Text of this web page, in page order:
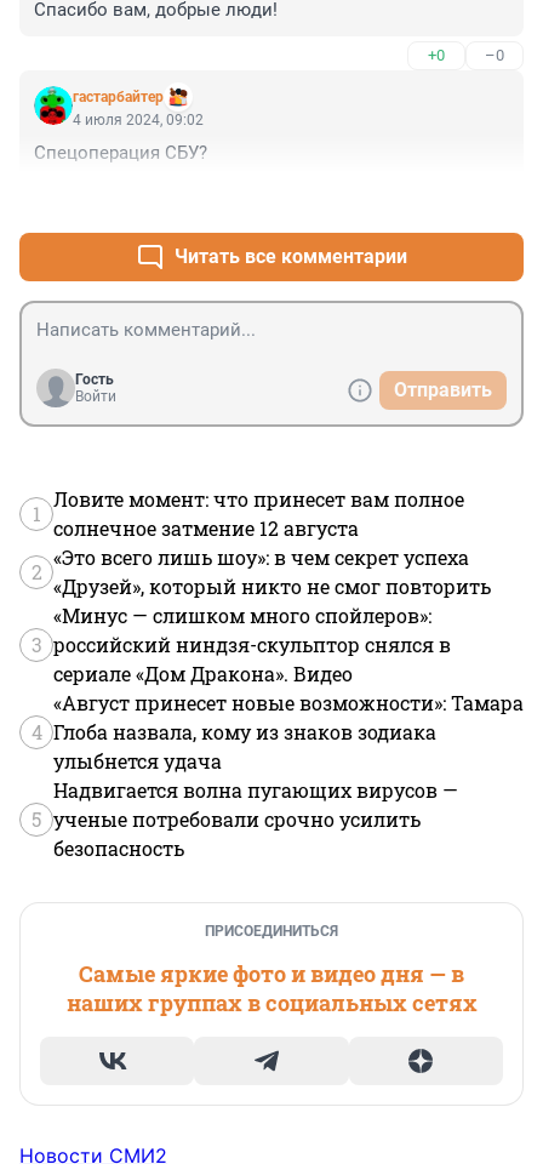
Спасибо вам, добрые люди!
+0 –0
гастарбайтер
4 июля 2024, 09:02
Спецоперация СБУ?
Читать все комментарии
Гость
Войти
Отправить
1
Ловите момент: что принесет вам полное
солнечное затмение 12 августа
2
«Это всего лишь шоу»: в чем секрет успеха
«Друзей», который никто не смог повторить
3
«Минус — слишком много спойлеров»:
российский ниндзя-скульптор снялся в
сериале «Дом Дракона». Видео
4
«Август принесет новые возможности»: Тамара
Глоба назвала, кому из знаков зодиака
улыбнется удача
5
Надвигается волна пугающих вирусов —
ученые потребовали срочно усилить
безопасность
ПРИСОЕДИНИТЬСЯ
Самые яркие фото и видео дня — в
наших группах в социальных сетях
Новости СМИ2